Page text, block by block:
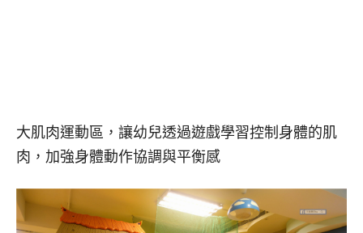
大肌肉運動區，讓幼兒透過遊戲學習控制身體的肌
肉，加強身體動作協調與平衡感